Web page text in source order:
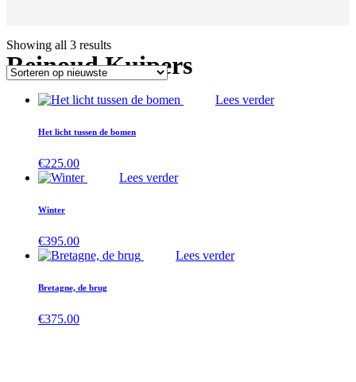
Reinoud Kuipers
Showing all 3 results
Lees verder
Het licht tussen de bomen
€225.00
Lees verder
Winter
€395.00
Lees verder
Bretagne, de brug
€375.00